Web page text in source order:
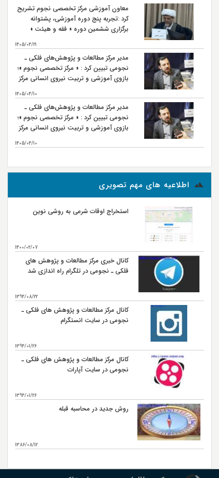
معاون آموزشی مرکز تخصصی نجوم تشریح
کرد :تجربه پنج دوره آموزشی، پشتوانه
برگزاری ششمین دوره « فقه و هیئت »
1405/04/21
مدیر مرکز مطالعات و پژوهش‌های فلکی ـ
نجومی تبیین کرد : « مرکز تخصصی نجوم »؛
بازوی آموزشی و تربیت نیروی انسانی مرکز
1405/04/10
مدیر مرکز مطالعات و پژوهش‌های فلکی ـ
نجومی تبیین کرد : « مرکز تخصصی نجوم »؛
بازوی آموزشی و تربیت نیروی انسانی مرکز
1405/04/10
اطلاعیه های مهم تصویری
استخراج اوقات شرعی به روشی نوین
1400/02/07
کانال خبری مرکز مطالعات و پژوهش های
فلکی ـ نجومی در تلگرام راه اندازی شد
1394/08/22
کانال مرکز مطالعات و پژوهش های فلکی ـ
نجومی در سایت انستگرام
1394/01/26
کانال مرکز مطالعات و پژوهش های فلکی ـ
نجومی در سایت آپارات
1394/01/26
روش جدید در محاسبه قبله
1386/08/12